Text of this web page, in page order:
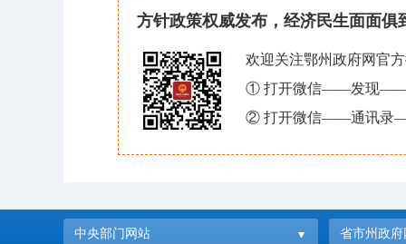
方针政策权威发布，经济民生面面俱
欢迎关注鄂州政府网官
① 打开微信——发现——
② 打开微信——通讯录
中央部门网站 省市州政府